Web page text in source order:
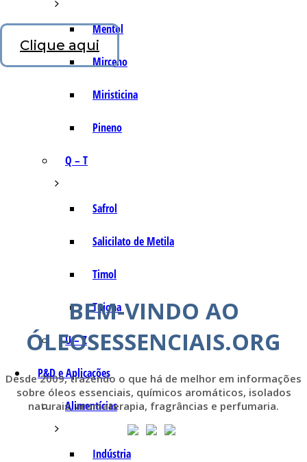
Mentol
Mirceno
Miristicina
Pineno
Q – T
Safrol
Salicilato de Metila
Timol
Tujona
U – Z
P&D e Aplicações
Alimentícias
Indústria
Clique aqui
BEM-VINDO AO
ÓLEOSESSENCIAIS.ORG
Desde 2009, trazendo o que há de melhor em informações
sobre óleos essenciais, químicos aromáticos, isolados
naturais, aromaterapia, fragrâncias e perfumaria.